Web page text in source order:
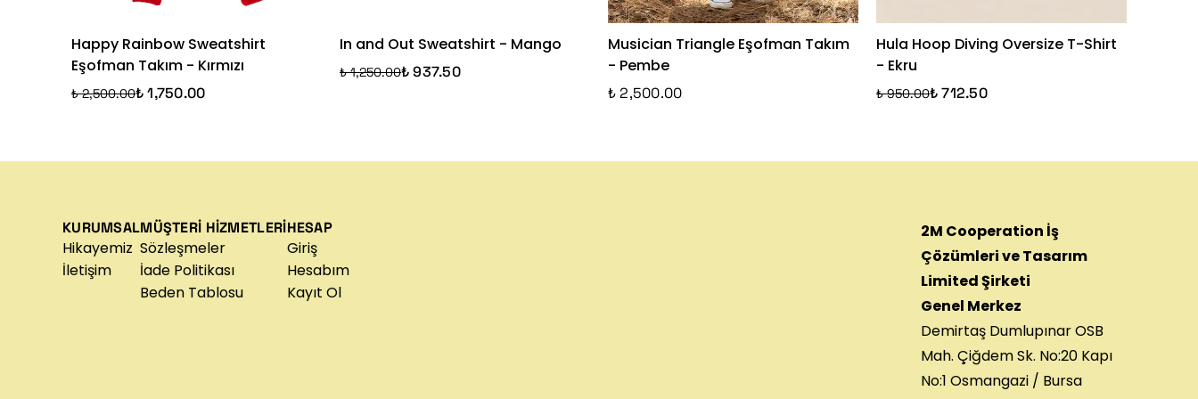
Happy Rainbow Sweatshirt
Eşofman Takım - Kırmızı
₺ 2,500.00₺ 1,750.00
In and Out Sweatshirt - Mango
₺ 1,250.00₺ 937.50
Musician Triangle Eşofman Takım
- Pembe
₺ 2,500.00
Hula Hoop Diving Oversize T-Shirt
- Ekru
₺ 950.00₺ 712.50
KURUMSAL
Hikayemiz
İletişim
MÜŞTERİ HİZMETLERİ
Sözleşmeler
İade Politikası
Beden Tablosu
HESAP
Giriş
Hesabım
Kayıt Ol
2M Cooperation İş
Çözümleri ve Tasarım
Limited Şirketi
Genel Merkez
Demirtaş Dumlupınar OSB
Mah. Çiğdem Sk. No:20 Kapı
No:1 Osmangazi / Bursa